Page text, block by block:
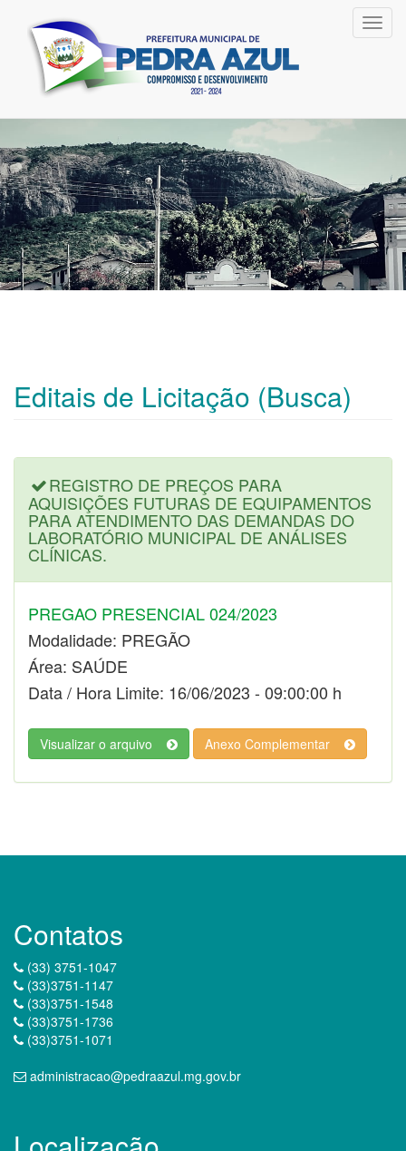
Editais de Licitação (Busca)
REGISTRO DE PREÇOS PARA
AQUISIÇÕES FUTURAS DE EQUIPAMENTOS
PARA ATENDIMENTO DAS DEMANDAS DO
LABORATÓRIO MUNICIPAL DE ANÁLISES
CLÍNICAS.
PREGAO PRESENCIAL 024/2023
Modalidade: PREGÃO
Área: SAÚDE
Data / Hora Limite: 16/06/2023 - 09:00:00 h
Visualizar o arquivo Anexo Complementar
Contatos
(33) 3751-1047
(33)3751-1147
(33)3751-1548
(33)3751-1736
(33)3751-1071
administracao@pedraazul.mg.gov.br